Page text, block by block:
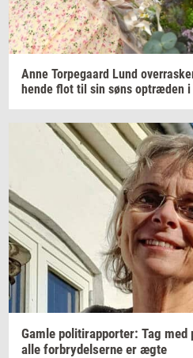
Anne Tor­pe­gaard Lund
hende flot til sin søns op­træ­den i
Gamle po­li­tirap­por­ter: Tag med
alle for­bry­del­ser­ne er ægte